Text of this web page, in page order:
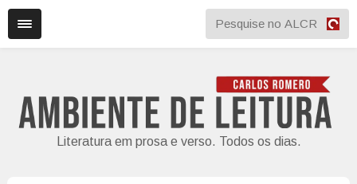
Literatura em prosa e verso. Todos os dias.